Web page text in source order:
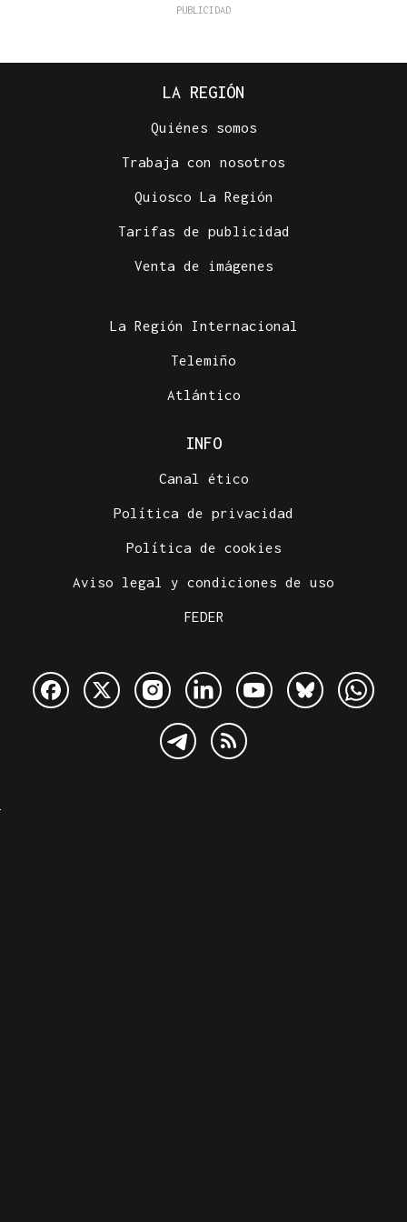
LA REGIÓN
Quiénes somos
Trabaja con nosotros
Quiosco La Región
Tarifas de publicidad
Venta de imágenes
La Región Internacional
Telemiño
Atlántico
INFO
Canal ético
Política de privacidad
Política de cookies
Aviso legal y condiciones de uso
FEDER